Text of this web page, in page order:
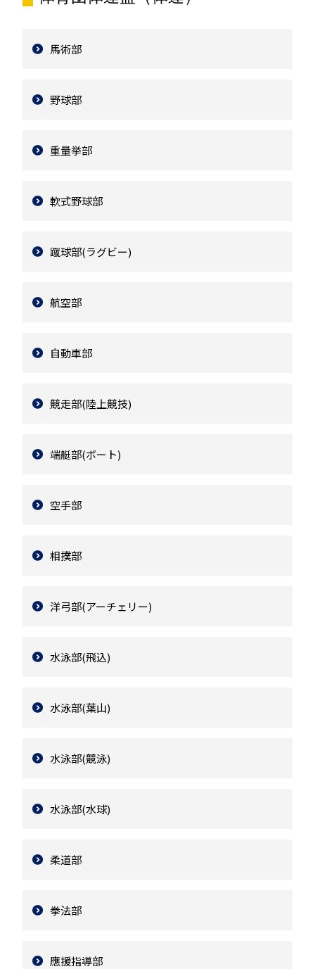
馬術部
野球部
重量挙部
軟式野球部
蹴球部(ラグビー)
航空部
自動車部
競走部(陸上競技)
端艇部(ボート)
空手部
相撲部
洋弓部(アーチェリー)
水泳部(飛込)
水泳部(葉山)
水泳部(競泳)
水泳部(水球)
柔道部
拳法部
應援指導部